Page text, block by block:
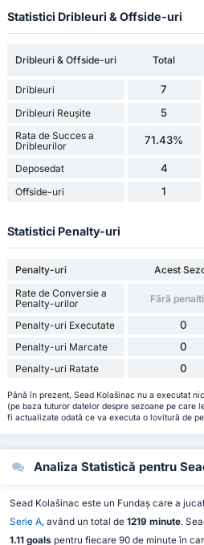
Statistici Dribleuri & Offside-uri
Dribleuri & Offside-uri Total
Dribleuri 7
Dribleuri Reușite 5
Rata de Succes a
Dribleurilor
71.43%
Deposedat 4
Offside-uri 1
Statistici Penalty-uri
Penalty-uri Acest
Rate de Conversie a
Penalty-urilor
Fără
Penalty-uri Executate 0
Penalty-uri Marcate 0
Penalty-uri Ratate 0
Până în prezent, Sead Kolašinac nu a executat
(pe baza tuturor datelor despre sezoane pe care
fi actualizate odată ce va executa o lovitură de
Analiza Statistică pentru
Sead Kolašinac este un Fundaș care a
Serie A, având un total de 1219 minute.
1.11 goals pentru fiecare 90 de minute în